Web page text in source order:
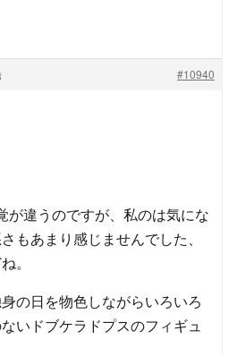
#10940
違うのですが、私のは気にな
もあまり感じませんでした、
。
の日を物色しながらいろいろ
いドブケラドプスのフィギュ